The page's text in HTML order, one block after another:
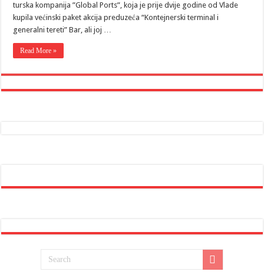
turska kompanija ”Global Ports”, koja je prije dvije godine od Vlade
kupila većinski paket akcija preduzeća “Kontejnerski terminal i
generalni tereti” Bar, ali joj …
Read More »